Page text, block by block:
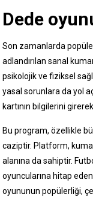
Dede
Son zamanlarda
adlandırılan sanal
psikolojik ve fiziksel
yasal sorunlara da yol
kartının bilgilerini
Bu program, özellikle
caziptir. Platform,
alanına da sahiptir.
oyuncularına hitap
oyununun popülerliği,